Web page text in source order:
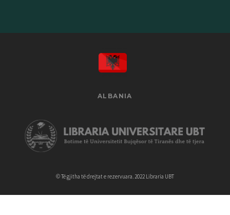
© Të gjitha të drejtat e rezervuara. 2022 Libraria UBT
ALBANIA